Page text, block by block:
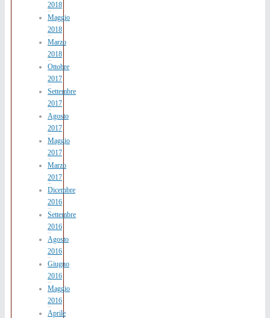
2018
Maggio
2018
Marzo
2018
Ottobre
2017
Settembre
2017
Agosto
2017
Maggio
2017
Marzo
2017
Dicembre
2016
Settembre
2016
Agosto
2016
Giugno
2016
Maggio
2016
Aprile